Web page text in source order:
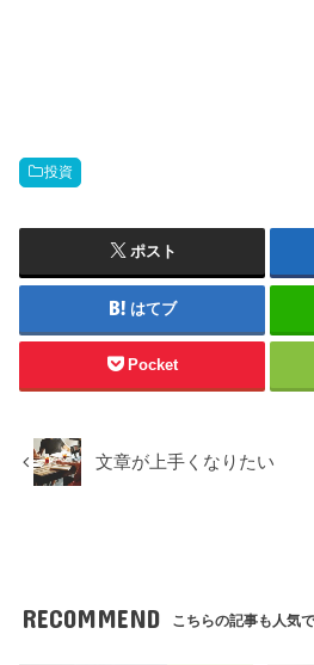
投資
ポスト
はてブ
Pocket
文章が上手くなりたい
RECOMMEND こちらの記事も人気で